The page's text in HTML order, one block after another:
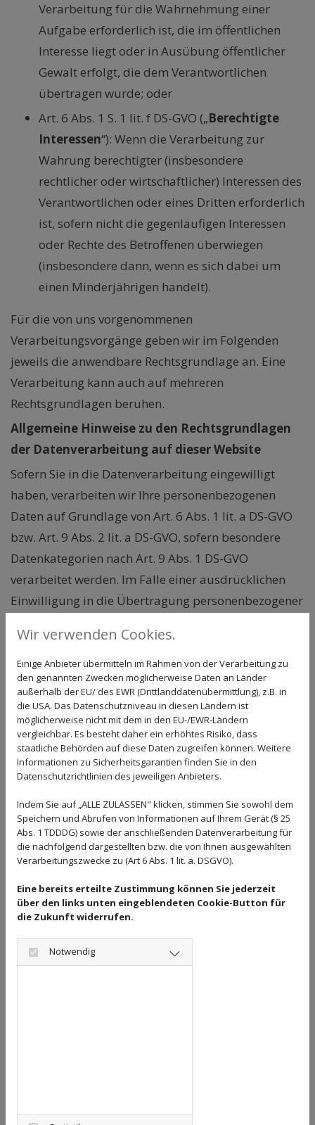
Verarbeitung für die Wahrnehmung einer
Aufgabe erforderlich ist, die im öffentlichen
Interesse liegt oder in Ausübung öffentlicher
Gewalt erfolgt, die dem Verantwortlichen
übertragen wurde; oder
Art. 6 Abs. 1 S. 1 lit. f DS-GVO („Berechtigte
Interessen“): Wenn die Verarbeitung zur
Wahrung berechtigter (insbesondere
rechtlicher oder wirtschaftlicher) Interessen des
Verantwortlichen oder eines Dritten erforderlich
ist, sofern nicht die gegenläufigen Interessen
oder Rechte des Betroffenen überwiegen
(insbesondere dann, wenn es sich dabei um
einen Minderjährigen handelt).
Für die von uns vorgenommenen
Verarbeitungsvorgänge geben wir im Folgenden
jeweils die anwendbare Rechtsgrundlage an. Eine
Verarbeitung kann auch auf mehreren
Rechtsgrundlagen beruhen.
Allgemeine Hinweise zu den Rechtsgrundlagen
der Datenverarbeitung auf dieser Website
Sofern Sie in die Datenverarbeitung eingewilligt
haben, verarbeiten wir Ihre personenbezogenen
Daten auf Grundlage von Art. 6 Abs. 1 lit. a DS-GVO
bzw. Art. 9 Abs. 2 lit. a DS-GVO, sofern besondere
Datenkategorien nach Art. 9 Abs. 1 DS-GVO
verarbeitet werden. Im Falle einer ausdrücklichen
Einwilligung in die Übertragung personenbezogener
außerdem auf Grundlage von Art. 49 Abs. 1 lit. a DS-
GVO. Sofern Sie in die Speicherung von Cookies und /
oder in den Zugriff auf Informationen Ihres
Endgeräts (z. B. via Device-Fingerprinting)
eingewilligt haben, erfolgt die Datenverarbeitung
zusätzlich auf Grundlage von § 25 Abs. 1 TDDDG. Die
jeweilige Einwilligung ist jederzeit widerrufbar. Sind
Durchführung vorvertraglicher Maßnahmen
erforderlich, verarbeiten wir Ihre Daten auf
Grundlage des Art. 6 Abs. 1 lit. b DS-GVO. Des
Erfüllung einer rechtlichen Verpflichtung
erforderlich sind, auf Grundlage von Art. 6 Abs. 1 lit.
c DS-GVO. Die Datenverarbeitung kann ferner auf
Grundlage unseres berechtigten Interesses nach Art.
Verarbeitungsvorgänge geben wir im Folgenden
Wir verwenden Cookies.
Einige Anbieter übermitteln im Rahmen von der Verarbeitung zu
den genannten Zwecken möglicherweise Daten an Länder
außerhalb der EU/ des EWR (Drittlanddatenübermittlung), z.B. in
die USA. Das Datenschutzniveau in diesen Ländern ist
möglicherweise nicht mit dem in den EU-/EWR-Ländern
vergleichbar. Es besteht daher ein erhöhtes Risiko, dass
staatliche Behörden auf diese Daten zugreifen können. Weitere
Informationen zu Sicherheitsgarantien finden Sie in den
Datenschutzrichtlinien des jeweiligen Anbieters.
Indem Sie auf „ALLE ZULASSEN" klicken, stimmen Sie sowohl dem
Speichern und Abrufen von Informationen auf Ihrem Gerät (§ 25
Abs. 1 TDDDG) sowie der anschließenden Datenverarbeitung für
die nachfolgend dargestellten bzw. die von Ihnen ausgewählten
Verarbeitungszwecke zu (Art 6 Abs. 1 lit. a. DSGVO).
Eine bereits erteilte Zustimmung können Sie jederzeit
über den links unten eingeblendeten Cookie-Button für
die Zukunft widerrufen.
Notwendig